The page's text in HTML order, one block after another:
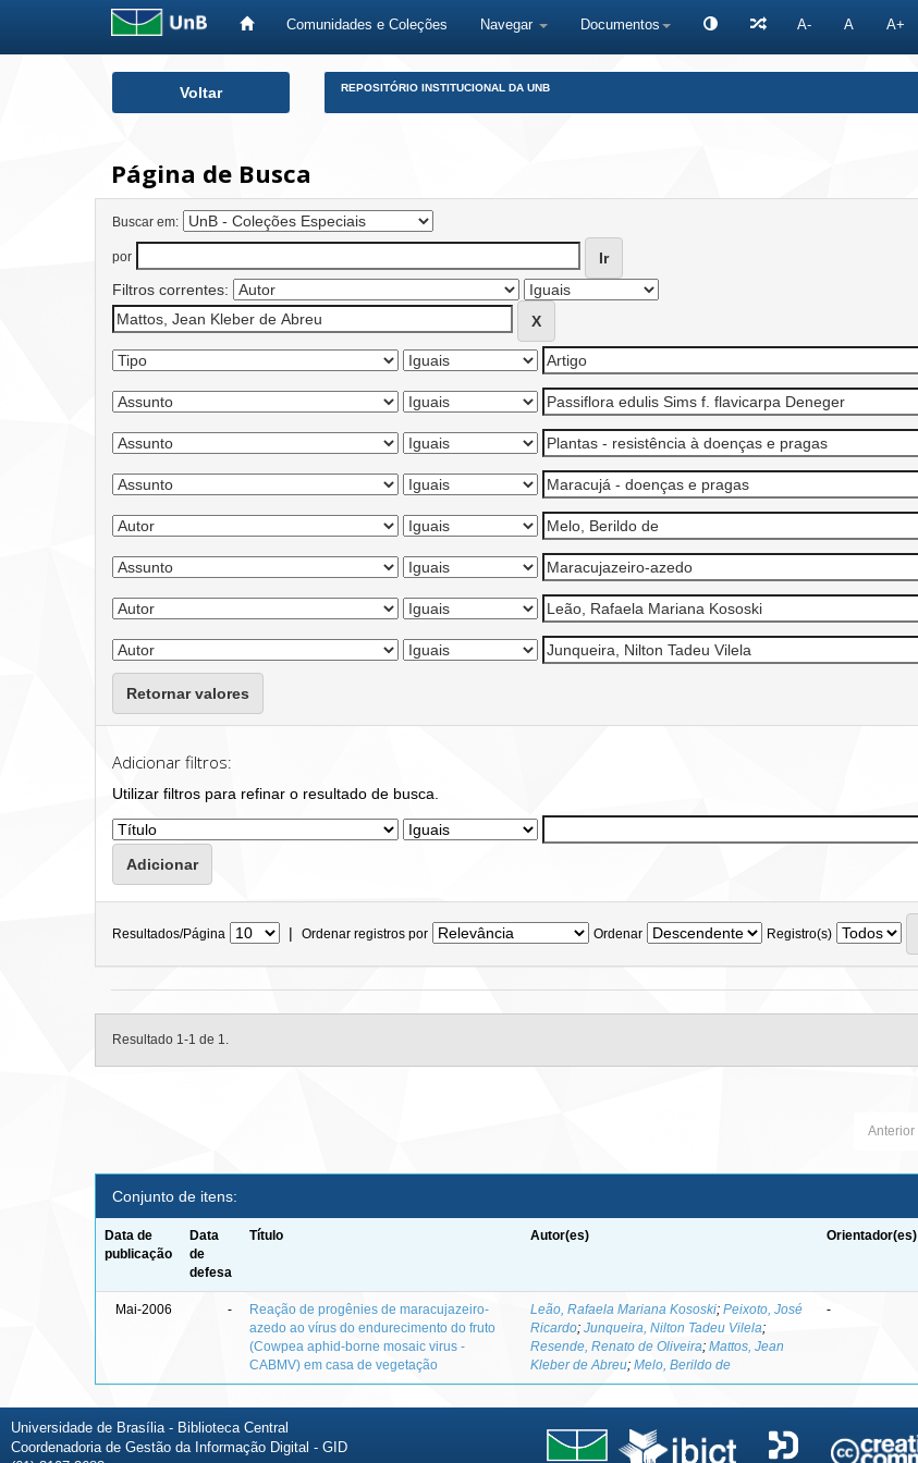
Comunidades e Coleções Navegar Documentos A- A A+
Voltar REPOSITÓRIO INSTITUCIONAL DA UNB
Página de Busca
Buscar em:
por
Filtros correntes:
Retornar valores
Adicionar filtros:
Utilizar filtros para refinar o resultado de busca.
Resultados/Página | Ordenar registros por Ordenar Registro(s)
Resultado 1-1 de 1.
Anterior
Conjunto de itens:
Data de
publicação
Data
de
defesa
Título Autor(es) Orientador(es)
Mai-2006 -
Reação de progênies de maracujazeiro-
azedo ao vírus do endurecimento do fruto
(Cowpea aphid-borne mosaic virus -
CABMV) em casa de vegetação
Leão, Rafaela Mariana Kososki;Peixoto, José
Ricardo;Junqueira, Nilton Tadeu Vilela;
Resende, Renato de Oliveira;Mattos, Jean
Kleber de Abreu;Melo, Berildo de
-
Universidade de Brasília - Biblioteca Central
Coordenadoria de Gestão da Informação Digital - GID